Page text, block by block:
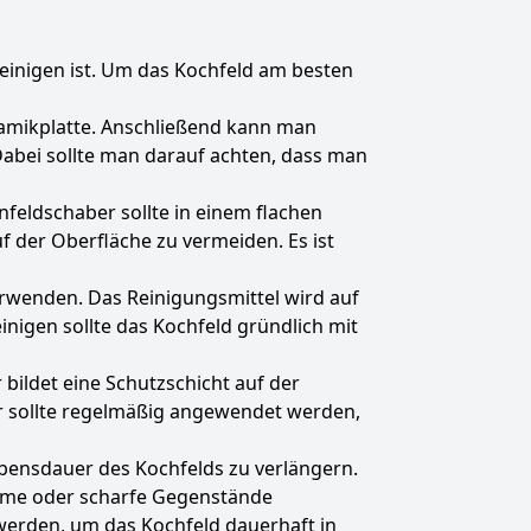
ist. Um das Kochfeld am besten
Anschließend kann man
sollte man darauf achten, dass man
sollte in einem flachen
Oberfläche zu vermeiden. Es ist
Das Reinigungsmittel wird auf
sollte das Kochfeld gründlich mit
eine Schutzschicht auf der
regelmäßig angewendet werden,
des Kochfelds zu verlängern.
oder scharfe Gegenstände
um das Kochfeld dauerhaft in